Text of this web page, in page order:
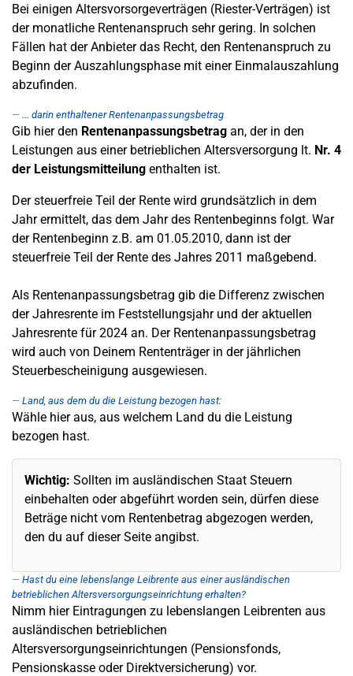
Bei einigen Altersvorsorgeverträgen (Riester-Verträgen) ist
der monatliche Rentenanspruch sehr gering. In solchen
Fällen hat der Anbieter das Recht, den Rentenanspruch zu
Beginn der Auszahlungsphase mit einer Einmalauszahlung
abzufinden.
... darin enthaltener Rentenanpassungsbetrag
Gib hier den Rentenanpassungsbetrag an, der in den
Leistungen aus einer betrieblichen Altersversorgung lt. Nr. 4
der Leistungsmitteilung enthalten ist.
Der steuerfreie Teil der Rente wird grundsätzlich in dem
Jahr ermittelt, das dem Jahr des Rentenbeginns folgt. War
der Rentenbeginn z.B. am 01.05.2010, dann ist der
steuerfreie Teil der Rente des Jahres 2011 maßgebend.
Als Rentenanpassungsbetrag gib die Differenz zwischen
der Jahresrente im Feststellungsjahr und der aktuellen
Jahresrente für 2024 an. Der Rentenanpassungsbetrag
wird auch von Deinem Rententräger in der jährlichen
Steuerbescheinigung ausgewiesen.
Land, aus dem du die Leistung bezogen hast:
Wähle hier aus, aus welchem Land du die Leistung
bezogen hast.
Wichtig: Sollten im ausländischen Staat Steuern
einbehalten oder abgeführt worden sein, dürfen diese
Beträge nicht vom Rentenbetrag abgezogen werden,
den du auf dieser Seite angibst.
Hast du eine lebenslange Leibrente aus einer ausländischen
betrieblichen Altersversorgungseinrichtung erhalten?
Nimm hier Eintragungen zu lebenslangen Leibrenten aus
ausländischen betrieblichen
Altersversorgungseinrichtungen (Pensionsfonds,
Pensionskasse oder Direktversicherung) vor.